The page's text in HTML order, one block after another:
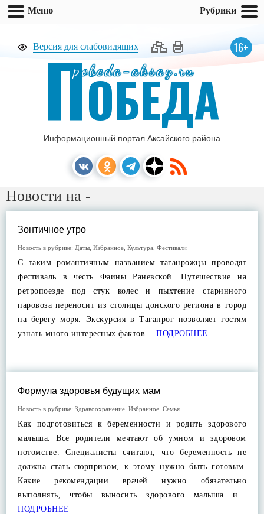
Версия для слабовидящих 16+
pobeda-aksay.ru
ПОБЕДА
Информационный портал Аксайского района
Новости на -
Зонтичное утро
Новость в рубрике: Даты Избранное Культура Фестивали
С таким романтичным названием таганрожцы проводят
фестиваль в честь Фаины Раневской. Путешествие на
ретропоезде под стук колес и пыхтение старинного
паровоза переносит из столицы донского региона в город
на берегу моря. Экскурсия в Таганрог позволяет гостям
узнать много интересных фактов… ПОДРОБНЕЕ
Формула здоровья будущих мам
Новость в рубрике: Здравоохранение Избранное Семья
Как подготовиться к беременности и родить здорового
малыша. Все родители мечтают об умном и здоровом
потомстве. Специалисты считают, что беременность не
должна стать сюрпризом, к этому нужно быть готовым.
Какие рекомендации врачей нужно обязательно
выполнять, чтобы выносить здорового малыша и…
ПОДРОБНЕЕ
Меню Рубрики